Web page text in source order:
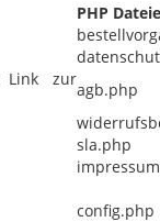
PHP
Link zur
agb.php
sla.php
config.php